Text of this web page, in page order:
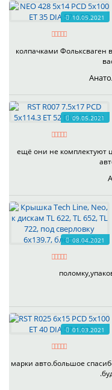
10.05.2021
колпачками Фольксваген
09.05.2021
ещё они не комплектуют
08.04.2021
01.03.2021
марки авто.большое